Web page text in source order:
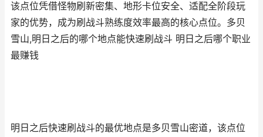
该点位凭借怪物刷新密集、地形卡位安全、适配全阶段玩
家的优势，成为刷战斗熟练度效率最高的核心点位。多贝
雪山,明日之后的哪个地点能快速刷战斗 明日之后哪个职业
最赚钱
明日之后快速刷战斗的最优地点是多贝雪山密道，该点位